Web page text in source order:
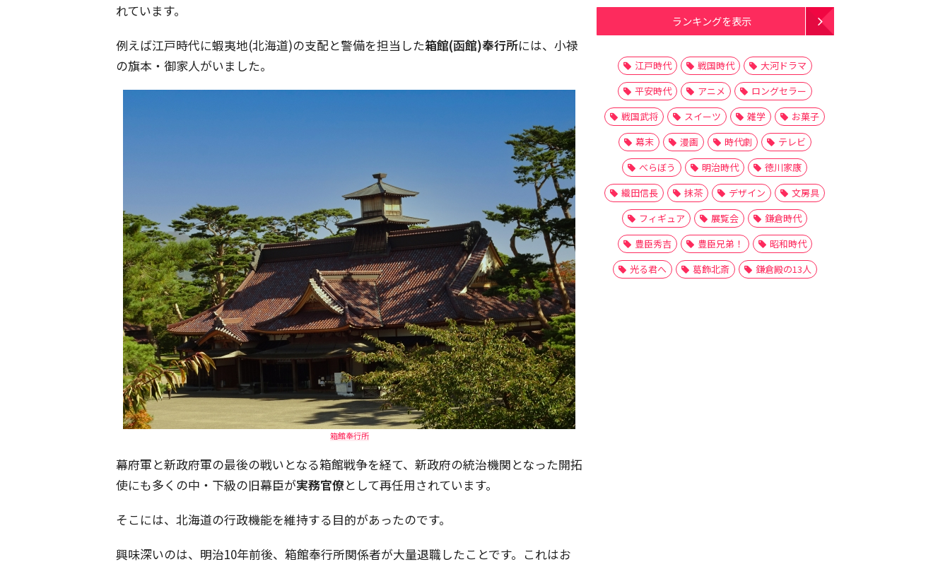
れています。
例えば江戸時代に蝦夷地(北海道)の支配と警備を担当した箱館(函館)奉行所には、小禄
の旗本・御家人がいました。
箱館奉行所
幕府軍と新政府軍の最後の戦いとなる箱館戦争を経て、新政府の統治機関となった開拓
使にも多くの中・下級の旧幕臣が実務官僚として再任用されています。
そこには、北海道の行政機能を維持する目的があったのです。
興味深いのは、明治10年前後、箱館奉行所関係者が大量退職したことです。これはお
ランキングを表示
江戸時代 戦国時代
大河ドラマ
平安時代
アニメ
ロングセラー
戦国武将
スイーツ 雑学
お菓子
幕末
漫画 時代劇
テレビ
べらぼう
明治時代
徳川家康
織田信長
抹茶 デザイン
文房具
フィギュア
展覧会
鎌倉時代
豊臣秀吉
豊臣兄弟！
昭和時代
光る君へ
葛飾北斎 鎌倉殿の13人